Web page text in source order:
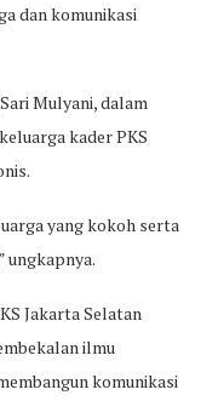
dan komunikasi
Mulyani, dalam
kader PKS
yang kokoh serta
ungkapnya.
Jakarta Selatan
ilmu
komunikasi